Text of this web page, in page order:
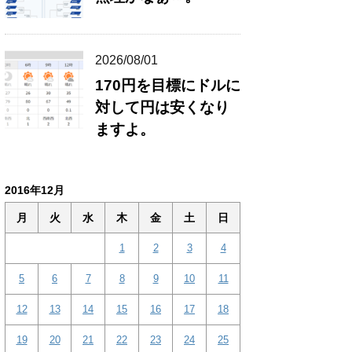
2026/08/01
170円を目標にドルに
対して円は安くなり
ますよ。
2016年12月
月 火 水 木 金 土 日
1 2 3 4
5 6 7 8 9 10 11
12 13 14 15 16 17 18
19 20 21 22 23 24 25